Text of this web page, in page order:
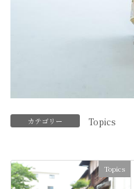
カテゴリー Topics
Topics